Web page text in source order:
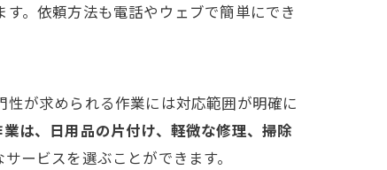
。依頼方法も電話やウェブで簡単にでき
が求められる作業には対応範囲が明確に
は、日用品の片付け、軽微な修理、掃除
ービスを選ぶことができます。